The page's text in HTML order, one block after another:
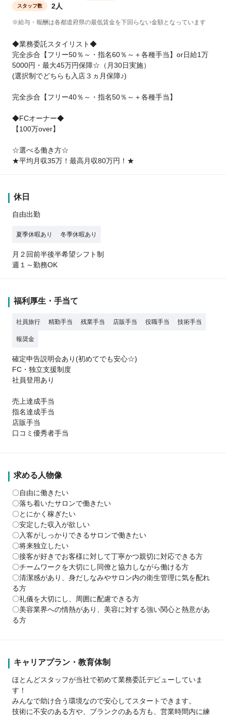
スタッフ数 2人
※給与・報酬は各都道府県の最低賃金を下回らない金額となっています
◆業務委託スタイリスト◆
完全歩合【フリー50％～・指名60％～＋各種手当】or日給1万
5000円・最大45万円保障☆（月30日実施）
(選択制でどちらも入店３ヵ月保障♪)
完全歩合【フリー40％～・指名50％～＋各種手当】
◆FCオーナー◆
【100万over】
☆選べる働き方☆
★平均月収35万！最高月収80万円！★
休日
自由出勤
夏季休暇あり 冬季休暇あり
月２回前半後半希望シフト制
週１～勤務OK
福利厚生・手当て
社員旅行 精勤手当 残業手当 店販手当 役職手当 技術手当
報奨金
確定申告説明会あり(初めてでも安心☆)
FC・独立支援制度
社員登用あり
売上達成手当
指名達成手当
店販手当
口コミ優秀者手当
求める人物像
〇自由に働きたい
〇落ち着いたサロンで働きたい
〇とにかく稼ぎたい
〇安定した収入が欲しい
〇入客がしっかりできるサロンで働きたい
〇将来独立したい
〇接客が好きでお客様に対して丁寧かつ親切に対応できる方
〇チームワークを大切にし同僚と協力しながら働ける方
〇清潔感があり、身だしなみやサロン内の衛生管理に気を配れ
る方
〇礼儀を大切にし、周囲に配慮できる方
〇美容業界への情熱があり、美容に対する強い関心と熱意があ
る方
キャリアプラン・教育体制
ほとんどスタッフが当社で初めて業務委託デビューしていま
す！
みんなで助け合う環境なので安心してスタートできます。
技術に不安のある方や、ブランクのある方も、営業時間内に練